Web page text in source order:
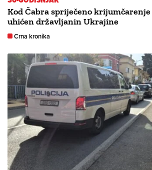
Kod Čabra spriječeno
uhićen državljanin Ukrajine
Crna kronika